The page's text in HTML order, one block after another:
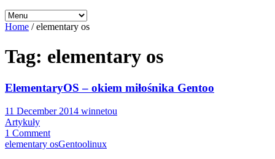
Home /elementary os
Tag: elementary os
ElementaryOS – okiem miłośnika Gentoo
11 December 2014 winnetou
Artykuły
1 Comment
elementary osGentoolinux